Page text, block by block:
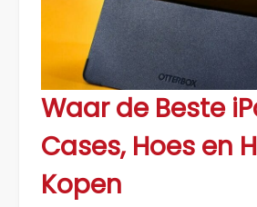
Waar de Beste
Cases, Hoes en
Kopen